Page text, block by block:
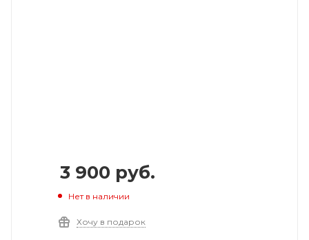
3 900 руб.
Нет в наличии
Хочу в подарок